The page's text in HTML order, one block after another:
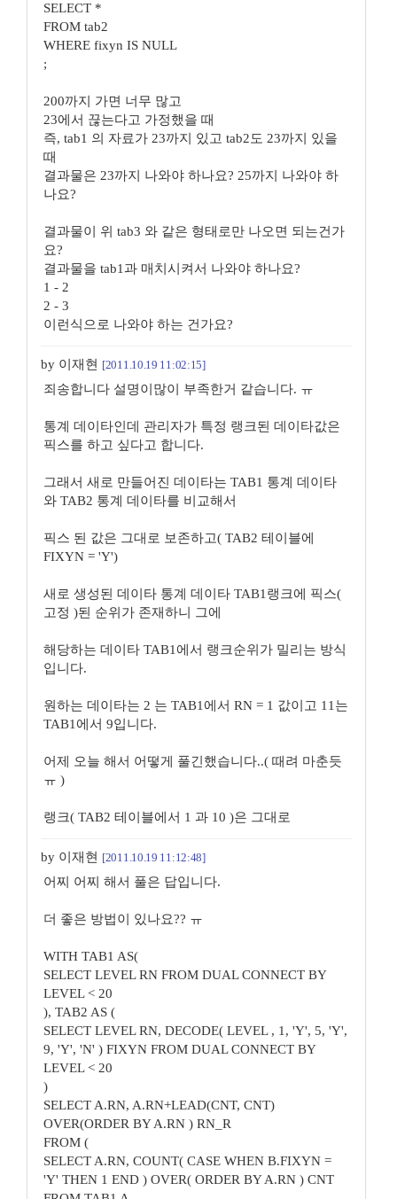
SELECT *
FROM tab2
WHERE fixyn IS NULL
;
200까지 가면 너무 많고
23에서 끊는다고 가정했을 때
즉, tab1 의 자료가 23까지 있고 tab2도 23까지 있을
때
결과물은 23까지 나와야 하나요? 25까지 나와야 하
나요?
결과물이 위 tab3 와 같은 형태로만 나오면 되는건가
요?
결과물을 tab1과 매치시켜서 나와야 하나요?
1 - 2
2 - 3
이런식으로 나와야 하는 건가요?
by 이재현 [2011.10.19 11:02:15]
죄송합니다 설명이많이 부족한거 같습니다. ㅠ
통계 데이타인데 관리자가 특정 랭크된 데이타값은
픽스를 하고 싶다고 합니다.
그래서 새로 만들어진 데이타는 TAB1 통계 데이타
와 TAB2 통계 데이타를 비교해서
픽스 된 값은 그대로 보존하고( TAB2 테이블에
FIXYN = 'Y')
새로 생성된 데이타 통계 데이타 TAB1랭크에 픽스(
고정 )된 순위가 존재하니 그에
해당하는 데이타 TAB1에서 랭크순위가 밀리는 방식
입니다.
원하는 데이타는 2 는 TAB1에서 RN = 1 값이고 11는
TAB1에서 9입니다.
어제 오늘 해서 어떻게 풀긴했습니다..( 때려 마춘듯
ㅠ )
랭크( TAB2 테이블에서 1 과 10 )은 그대로
by 이재현 [2011.10.19 11:12:48]
어찌 어찌 해서 풀은 답입니다.
더 좋은 방법이 있나요?? ㅠ
WITH TAB1 AS(
SELECT LEVEL RN FROM DUAL CONNECT BY
LEVEL < 20
), TAB2 AS (
SELECT LEVEL RN, DECODE( LEVEL , 1, 'Y', 5, 'Y',
9, 'Y', 'N' ) FIXYN FROM DUAL CONNECT BY
LEVEL < 20
)
SELECT A.RN, A.RN+LEAD(CNT, CNT)
OVER(ORDER BY A.RN ) RN_R
FROM (
SELECT A.RN, COUNT( CASE WHEN B.FIXYN =
'Y' THEN 1 END ) OVER( ORDER BY A.RN ) CNT